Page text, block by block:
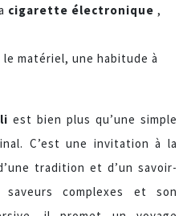
cigarette électronique ,
matériel, une habitude à
est bien plus qu’une simple
C’est une invitation à la
tradition et d’un savoir-
complexes et son